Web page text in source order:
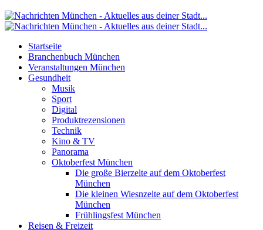
Startseite
Branchenbuch München
Veranstaltungen München
Gesundheit
Musik
Sport
Digital
Produktrezensionen
Technik
Kino & TV
Panorama
Oktoberfest München
Die große Bierzelte auf dem Oktoberfest
München
Die kleinen Wiesnzelte auf dem Oktoberfest
München
Frühlingsfest München
Reisen & Freizeit